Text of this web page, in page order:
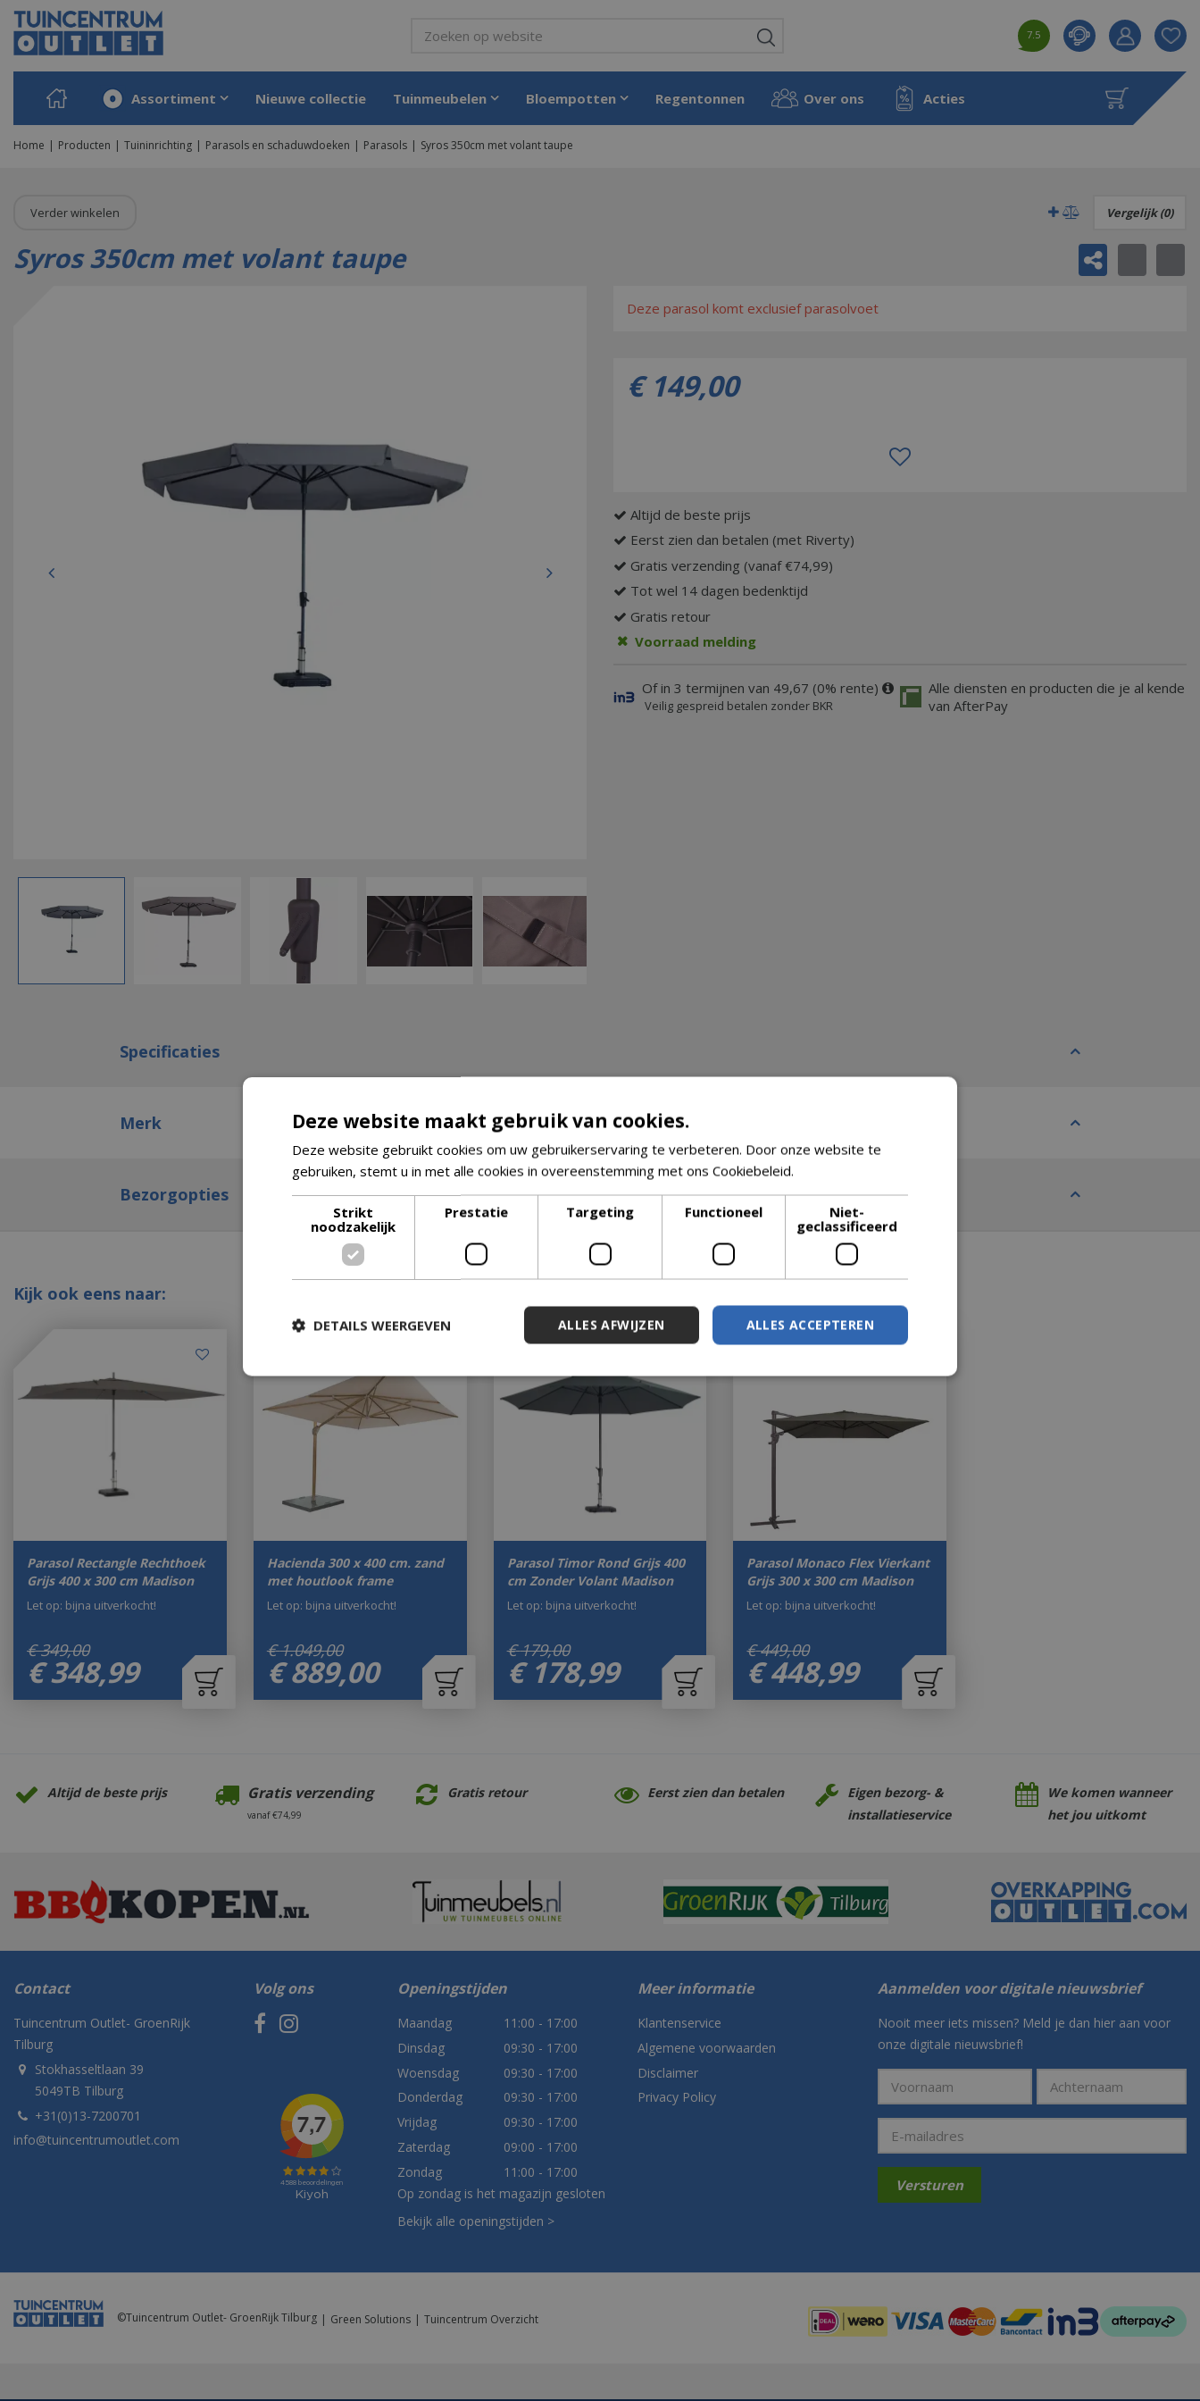
Ga
naar
content
Home Producten Tuininrichting Parasols en schaduwdoeken Parasols Syros 350cm met volant taupe
7.5
Product
aan
Assortiment Nieuwe collectie Tuinmeubelen Bloempotten Regentonnen Over ons Acties
Verder winkelen Vergelijk (0)
Syros 350cm met volant taupe
Deze parasol komt exclusief parasolvoet
€ 149,00
Altijd de beste prijs
Eerst zien dan betalen (met Riverty)
Gratis verzending (vanaf €74,99)
Tot wel 14 dagen bedenktijd
Gratis retour
Voorraad melding
Of in 3 termijnen van 49,67 (0% rente)
Veilig gespreid betalen zonder BKR
Alle diensten en producten die je al kende
van AfterPay
Specificaties
Merk
Bezorgopties
Kijk ook eens naar:
Parasol Rectangle Rechthoek
Grijs 400 x 300 cm Madison
€ 349,00
€ 348,99
Let op: bijna uitverkocht!
Hacienda 300 x 400 cm. zand
met houtlook frame
€ 1.049,00
€ 889,00
Let op: bijna uitverkocht!
Parasol Timor Rond Grijs 400
cm Zonder Volant Madison
€ 179,00
€ 178,99
Let op: bijna uitverkocht!
Parasol Monaco Flex Vierkant
Grijs 300 x 300 cm Madison
€ 449,00
€ 448,99
Let op: bijna uitverkocht!
Altijd de beste prijs Gratis verzending
vanaf €74,99
Gratis retour Eerst zien dan betalen
Eigen bezorg- &
installatieservice
We komen wanneer
het jou uitkomt
Contact
Tuincentrum Outlet- GroenRijk
Tilburg
Stokhasseltlaan 39
5049TB Tilburg
+31(0)13-7200701
info@tuincentrumoutlet.com
Volg ons Openingstijden
Maandag
11:00 - 17:00
Dinsdag
09:30 - 17:00
Woensdag
09:30 - 17:00
Donderdag
09:30 - 17:00
Vrijdag
09:30 - 17:00
Zaterdag
09:00 - 17:00
Zondag
11:00 - 17:00
Op zondag is het magazijn gesloten
Bekijk alle openingstijden >
Meer informatie
Klantenservice
Algemene voorwaarden
Disclaimer
Privacy Policy
Aanmelden voor digitale nieuwsbrief
Nooit meer iets missen? Meld je dan hier aan voor
onze digitale nieuwsbrief!
©Tuincentrum Outlet- GroenRijk Tilburg Green Solutions Tuincentrum Overzicht
Deze website maakt gebruik van cookies.
Deze website gebruikt cookies om uw gebruikerservaring te verbeteren. Door onze website te
gebruiken, stemt u in met alle cookies in overeenstemming met ons Cookiebeleid.
Strikt
noodzakelijk
Prestatie Targeting Functioneel
Niet-
geclassificeerd
ALLES ACCEPTEREN
ALLES AFWIJZEN
DETAILS WEERGEVEN